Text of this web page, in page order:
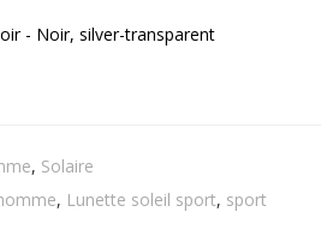
- Noir, silver-transparent
, Solaire
, Lunette soleil sport, sport